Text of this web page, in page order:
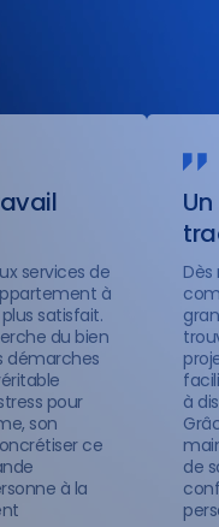
services de
à
satisfait.
du bien
démarches
pour
son
ce
à la
à
de